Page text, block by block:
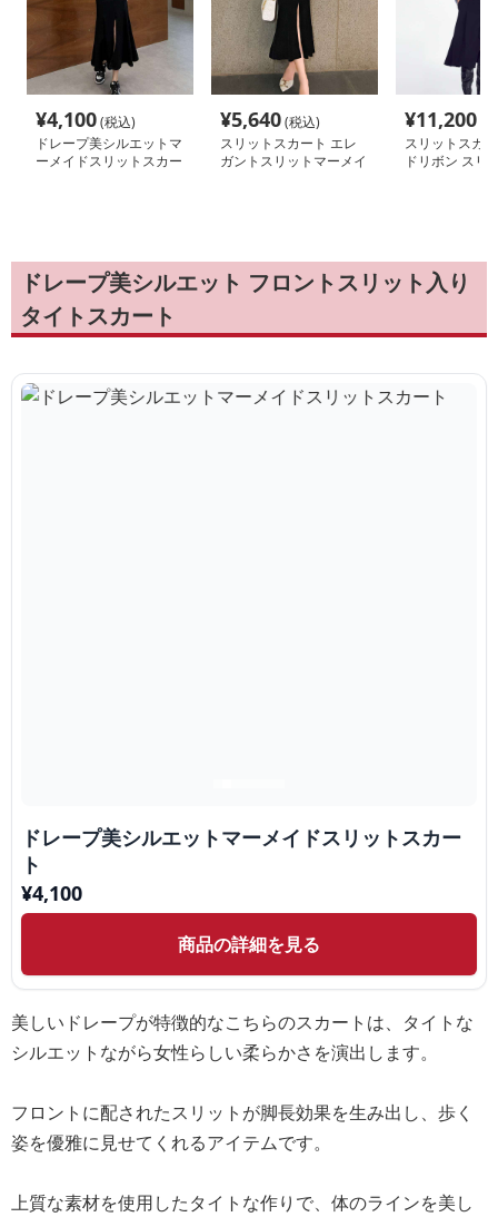
¥4,100(税込)
ドレープ美シルエットマ
ーメイドスリットスカー
¥5,640(税込)
スリットスカート エレ
ガントスリットマーメイ
¥11,200
スリットスカ
ドリボン スリ
ドレープ美シルエット フロントスリット入り
タイトスカート
ドレープ美シルエットマーメイドスリットスカー
ト
¥4,100
商品の詳細を見る
美しいドレープが特徴的なこちらのスカートは、タイトな
シルエットながら女性らしい柔らかさを演出します。
フロントに配されたスリットが脚長効果を生み出し、歩く
姿を優雅に見せてくれるアイテムです。
上質な素材を使用したタイトな作りで、体のラインを美し